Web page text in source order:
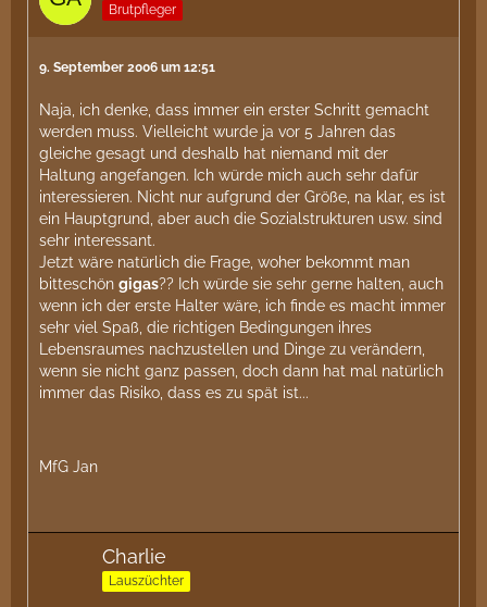
Brutpfleger
9. September 2006 um 12:51
Naja, ich denke, dass immer ein erster Schritt gemacht
werden muss. Vielleicht wurde ja vor 5 Jahren das
gleiche gesagt und deshalb hat niemand mit der
Haltung angefangen. Ich würde mich auch sehr dafür
interessieren. Nicht nur aufgrund der Größe, na klar, es ist
ein Hauptgrund, aber auch die Sozialstrukturen usw. sind
sehr interessant.
Jetzt wäre natürlich die Frage, woher bekommt man
bitteschön gigas?? Ich würde sie sehr gerne halten, auch
wenn ich der erste Halter wäre, ich finde es macht immer
sehr viel Spaß, die richtigen Bedingungen ihres
Lebensraumes nachzustellen und Dinge zu verändern,
wenn sie nicht ganz passen, doch dann hat mal natürlich
immer das Risiko, dass es zu spät ist...
MfG Jan
Charlie
Lauszüchter